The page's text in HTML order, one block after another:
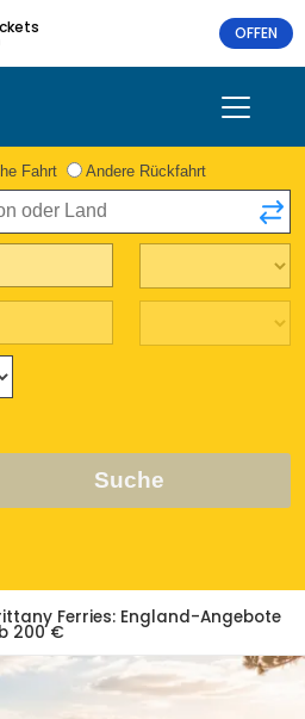
OFFEN
Fahrt Andere Rückfahrt
Suche
Ferries: England-Angebote
200 €